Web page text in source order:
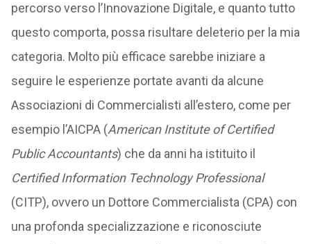
percorso verso l’Innovazione Digitale, e quanto tutto
questo comporta, possa risultare deleterio per la mia
categoria. Molto più efficace sarebbe iniziare a
seguire le esperienze portate avanti da alcune
Associazioni di Commercialisti all’estero, come per
esempio l’AICPA (American Institute of Certified
Public Accountants) che da anni ha istituito il
Certified Information Technology Professional
(CITP), ovvero un Dottore Commercialista (CPA) con
una profonda specializzazione e riconosciute